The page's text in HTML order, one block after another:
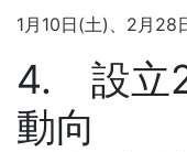
1月10日(土)、2月28
4. 設立
動向